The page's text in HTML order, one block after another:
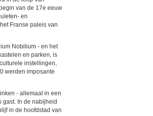
van de 17e eeuw
en
Franse paleis van
Nobilium - en het
en parken, is
instellingen,
werden imposante
- allemaal in een
In de nabijheid
in de hoofdstad van